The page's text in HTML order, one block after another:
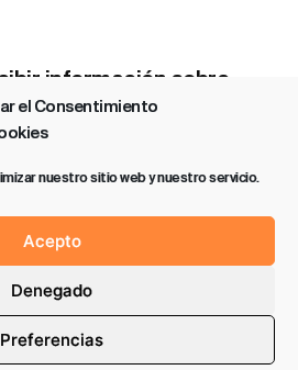
el Consentimiento
nuestro sitio web y nuestro servicio.
Acepto
Denegado
Preferencias
información sobre
y actividades
privacidad Aviso legal